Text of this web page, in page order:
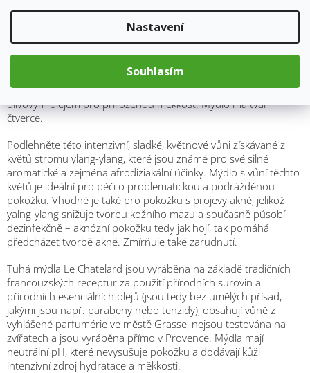
Nastavení
Souhlasím
Detailní popis produktu
namísto tohoto oleje obohacena sladkým mandlovým olejem
pro zjemnění, kokosovým olejem pro uklidňující účinky a
olivovým olejem pro přirozenou měkkost. Mýdlo má tvar
čtverce.
Podlehněte této intenzivní, sladké, květnové vůni získávané z
květů stromu ylang-ylang, které jsou známé pro své silné
aromatické a zejména afrodiziakální účinky. Mýdlo s vůní těchto
květů je ideální pro péči o problematickou a podrážděnou
pokožku. Vhodné je také pro pokožku s projevy akné, jelikož
yalng-ylang snižuje tvorbu kožního mazu a současně působí
dezinfekčně – aknózní pokožku tedy jak hojí, tak pomáhá
předcházet tvorbě akné. Zmírňuje také zarudnutí.
Tuhá mýdla Le Chatelard jsou vyráběna na základě tradičních
francouzských receptur za použití přírodních surovin a
přírodních esenciálních olejů (jsou tedy bez umělých přísad,
jakými jsou např. parabeny nebo tenzidy), obsahují vůně z
vyhlášené parfumérie ve městě Grasse, nejsou testována na
zvířatech a jsou vyráběna přímo v Provence. Mýdla mají
neutrální pH, které nevysušuje pokožku a dodávají kůži
intenzivní zdroj hydratace a měkkosti.